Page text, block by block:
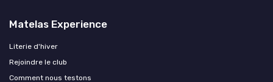
Matelas Experience
Literie d'hiver
Rejoindre le club
Comment nous testons